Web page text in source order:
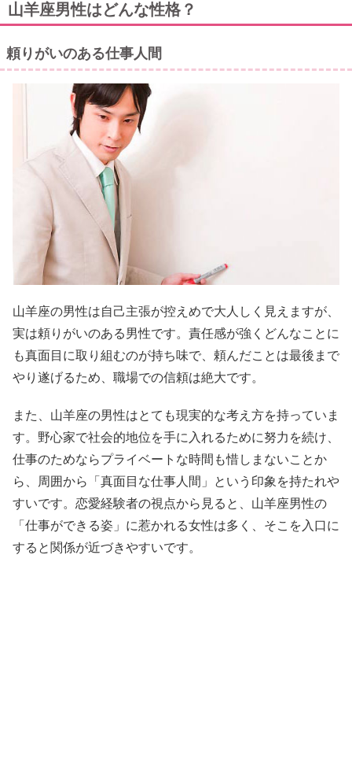
山羊座男性はどんな性格？
頼りがいのある仕事人間
山羊座の男性は自己主張が控えめで大人しく見えますが、
実は頼りがいのある男性です。責任感が強くどんなことに
も真面目に取り組むのが持ち味で、頼んだことは最後まで
やり遂げるため、職場での信頼は絶大です。
また、山羊座の男性はとても現実的な考え方を持っていま
す。野心家で社会的地位を手に入れるために努力を続け、
仕事のためならプライベートな時間も惜しまないことか
ら、周囲から「真面目な仕事人間」という印象を持たれや
すいです。恋愛経験者の視点から見ると、山羊座男性の
「仕事ができる姿」に惹かれる女性は多く、そこを入口に
すると関係が近づきやすいです。